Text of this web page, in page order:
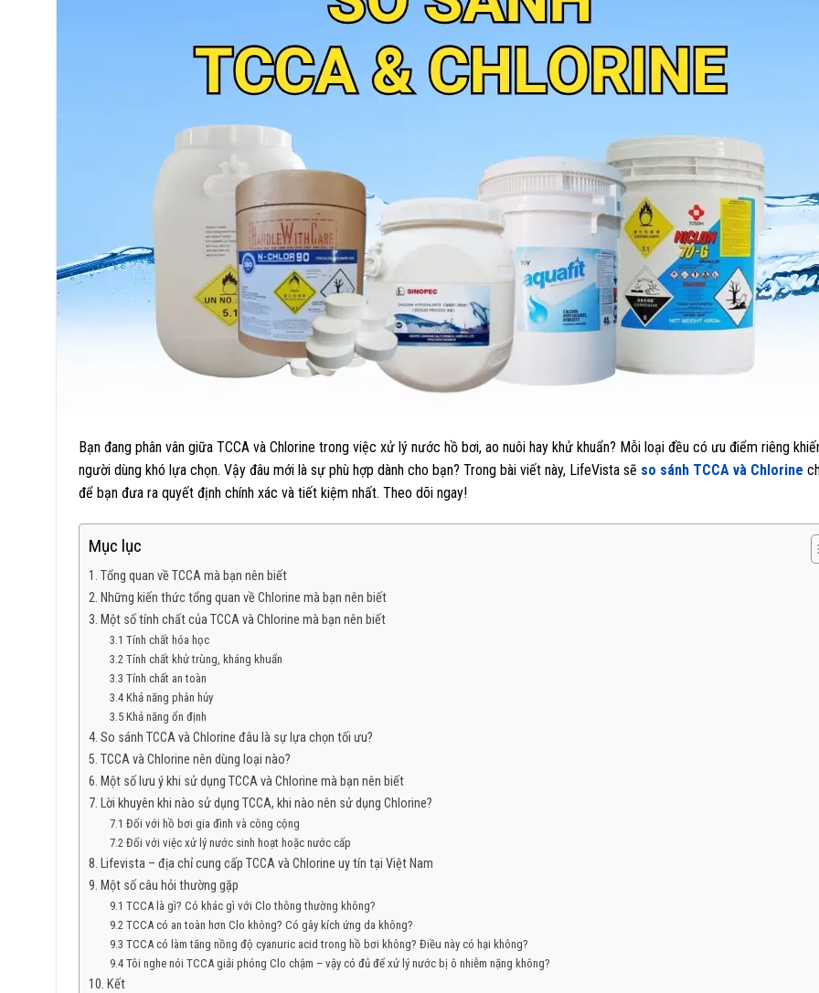
Bạn đang phân vân giữa TCCA và Chlorine trong việc xử lý nước hồ bơi, ao nuôi hay khử khuẩn? Mỗi loại đều có ưu điểm riêng
người dùng khó lựa chọn. Vậy đâu mới là sự phù hợp dành cho bạn? Trong bài viết này, LifeVista sẽ so sánh TCCA và Chlorine
để bạn đưa ra quyết định chính xác và tiết kiệm nhất. Theo dõi ngay!
Mục lục
1. Tổng quan về TCCA mà bạn nên biết
2. Những kiến thức tổng quan về Chlorine mà bạn nên biết
3. Một số tính chất của TCCA và Chlorine mà bạn nên biết
3.1 Tính chất hóa học
3.2 Tính chất khử trùng, kháng khuẩn
3.3 Tính chất an toàn
3.4 Khả năng phân hủy
3.5 Khả năng ổn định
4. So sánh TCCA và Chlorine đâu là sự lựa chọn tối ưu?
5. TCCA và Chlorine nên dùng loại nào?
6. Một số lưu ý khi sử dụng TCCA và Chlorine mà bạn nên biết
7. Lời khuyên khi nào sử dụng TCCA, khi nào nên sử dụng Chlorine?
7.1 Đối với hồ bơi gia đình và công cộng
7.2 Đối với việc xử lý nước sinh hoạt hoặc nước cấp
8. Lifevista – địa chỉ cung cấp TCCA và Chlorine uy tín tại Việt Nam
9. Một số câu hỏi thường gặp
9.1 TCCA là gì? Có khác gì với Clo thông thường không?
9.2 TCCA có an toàn hơn Clo không? Có gây kích ứng da không?
9.3 TCCA có làm tăng nồng độ cyanuric acid trong hồ bơi không? Điều này có hại không?
9.4 Tôi nghe nói TCCA giải phóng Clo chậm – vậy có đủ để xử lý nước bị ô nhiễm nặng không?
10. Kết